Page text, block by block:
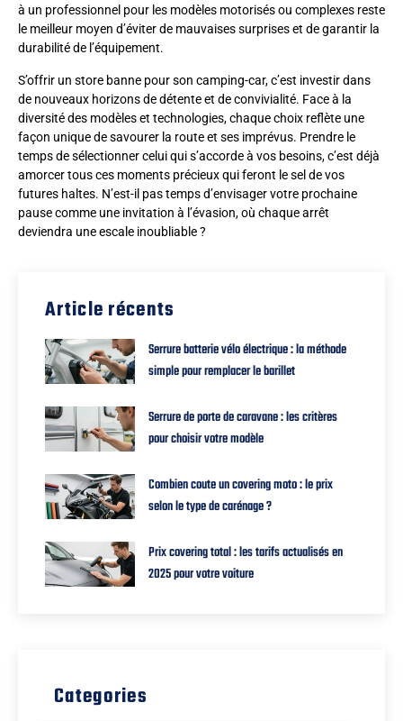
à un professionnel pour les modèles motorisés ou complexes reste
le meilleur moyen d’éviter de mauvaises surprises et de garantir la
durabilité de l’équipement.
S’offrir un store banne pour son camping-car, c’est investir dans
de nouveaux horizons de détente et de convivialité. Face à la
diversité des modèles et technologies, chaque choix reflète une
façon unique de savourer la route et ses imprévus. Prendre le
temps de sélectionner celui qui s’accorde à vos besoins, c’est déjà
amorcer tous ces moments précieux qui feront le sel de vos
futures haltes. N’est-il pas temps d’envisager votre prochaine
pause comme une invitation à l’évasion, où chaque arrêt
deviendra une escale inoubliable ?
Article récents
Serrure batterie vélo électrique : la méthode
simple pour remplacer le barillet
Serrure de porte de caravane : les critères
pour choisir votre modèle
Combien coute un covering moto : le prix
selon le type de carénage ?
Prix covering total : les tarifs actualisés en
2025 pour votre voiture
Categories